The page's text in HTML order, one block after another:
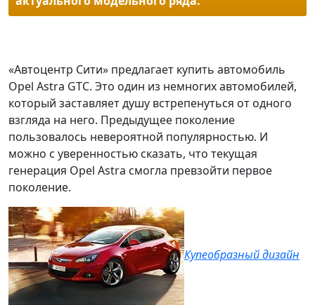
«Автоцентр Сити» предлагает купить автомобиль
Opel Astra GTC. Это один из немногих автомобилей,
который заставляет душу встрепенуться от одного
взгляда на него. Предыдущее поколение
пользовалось невероятной популярностью. И
можно с уверенностью сказать, что текущая
генерация Opel Astra смогла превзойти первое
поколение.
Купеобразный дизайн